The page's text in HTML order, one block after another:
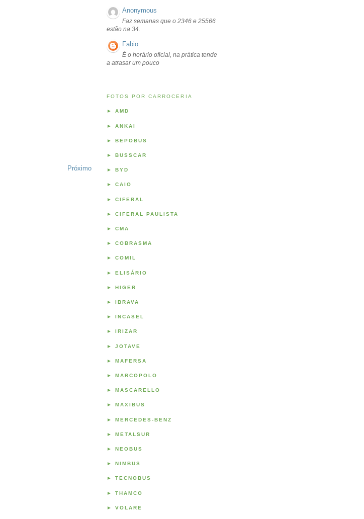
Próximo
Anonymous
Faz semanas que o 2346 e 25566
estão na 34.
Fabio
É o horário oficial, na prática tende
a atrasar um pouco
FOTOS POR CARROCERIA
► AMD
► ANKAI
► BEPOBUS
► BUSSCAR
► BYD
► CAIO
► CIFERAL
► CIFERAL PAULISTA
► CMA
► COBRASMA
► COMIL
► ELISÁRIO
► HIGER
► IBRAVA
► INCASEL
► IRIZAR
► JOTAVE
► MAFERSA
► MARCOPOLO
► MASCARELLO
► MAXIBUS
► MERCEDES-BENZ
► METALSUR
► NEOBUS
► NIMBUS
► TECNOBUS
► THAMCO
► VOLARE